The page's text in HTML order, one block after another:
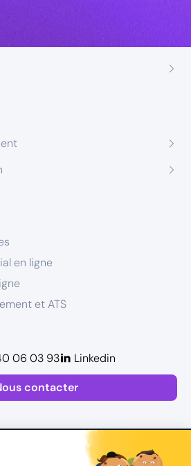
en ligne
et ATS
contacter
06 03 93 Linkedin